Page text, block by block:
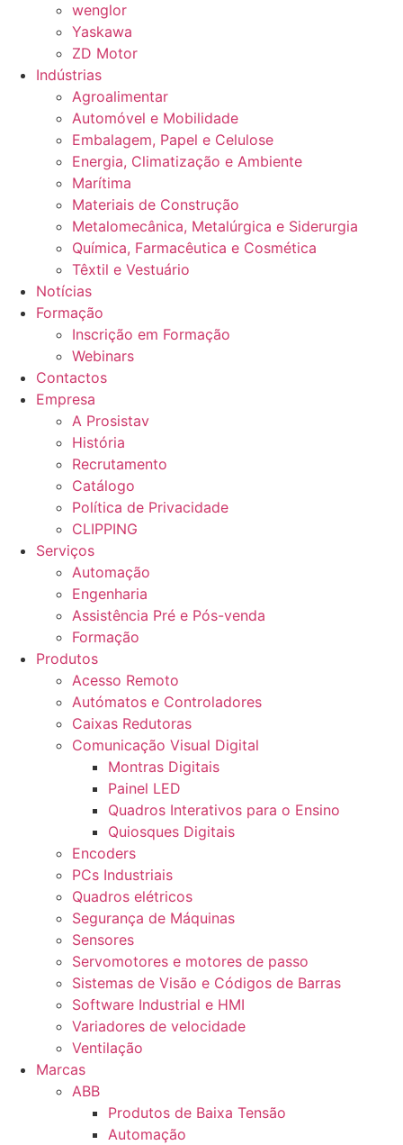
wenglor
Yaskawa
ZD Motor
Indústrias
Agroalimentar
Automóvel e Mobilidade
Embalagem, Papel e Celulose
Energia, Climatização e Ambiente
Marítima
Materiais de Construção
Metalomecânica, Metalúrgica e Siderurgia
Química, Farmacêutica e Cosmética
Têxtil e Vestuário
Notícias
Formação
Inscrição em Formação
Webinars
Contactos
Empresa
A Prosistav
História
Recrutamento
Catálogo
Política de Privacidade
CLIPPING
Serviços
Automação
Engenharia
Assistência Pré e Pós-venda
Formação
Produtos
Acesso Remoto
Autómatos e Controladores
Caixas Redutoras
Comunicação Visual Digital
Montras Digitais
Painel LED
Quadros Interativos para o Ensino
Quiosques Digitais
Encoders
PCs Industriais
Quadros elétricos
Segurança de Máquinas
Sensores
Servomotores e motores de passo
Sistemas de Visão e Códigos de Barras
Software Industrial e HMI
Variadores de velocidade
Ventilação
Marcas
ABB
Produtos de Baixa Tensão
Automação